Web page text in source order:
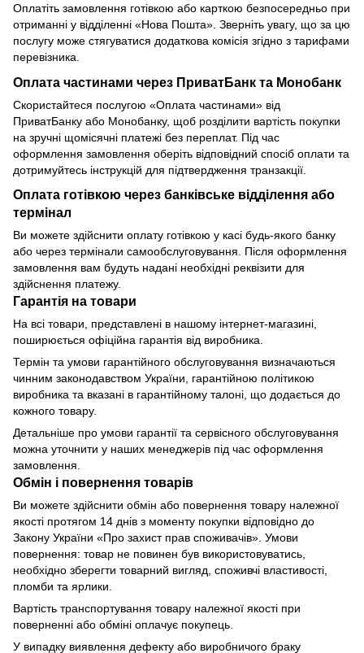
Оплатіть замовлення готівкою або карткою безпосередньо при
отриманні у відділенні «Нова Пошта». Зверніть увагу, що за цю
послугу може стягуватися додаткова комісія згідно з тарифами
перевізника.
Оплата частинами через ПриватБанк та Монобанк
Скористайтеся послугою «Оплата частинами» від
ПриватБанку або Монобанку, щоб розділити вартість покупки
на зручні щомісячні платежі без переплат. Під час
оформлення замовлення оберіть відповідний спосіб оплати та
дотримуйтесь інструкцій для підтвердження транзакції.
Оплата готівкою через банківське відділення або
термінал
Ви можете здійснити оплату готівкою у касі будь-якого банку
або через термінали самообслуговування. Після оформлення
замовлення вам будуть надані необхідні реквізити для
здійснення платежу.
Гарантія на товари
На всі товари, представлені в нашому інтернет-магазині,
поширюється офіційна гарантія від виробника.
Термін та умови гарантійного обслуговування визначаються
чинним законодавством України, гарантійною політикою
виробника та вказані в гарантійному талоні, що додається до
кожного товару.
Детальніше про умови гарантії та сервісного обслуговування
можна уточнити у наших менеджерів під час оформлення
замовлення.
Обмін і повернення товарів
Ви можете здійснити обмін або повернення товару належної
якості протягом 14 днів з моменту покупки відповідно до
Закону України «Про захист прав споживачів». Умови
повернення: товар не повинен був використовуватись,
необхідно зберегти товарний вигляд, споживчі властивості,
пломби та ярлики.
Вартість транспортування товару належної якості при
поверненні або обміні оплачує покупець.
У випадку виявлення дефекту або виробничого браку